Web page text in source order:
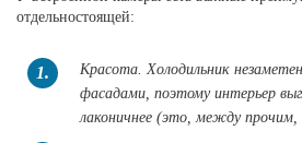
отдельностоящей:
1.
Красота. Холодильник
фасадами, поэтому интерьер
лаконичнее (это, между